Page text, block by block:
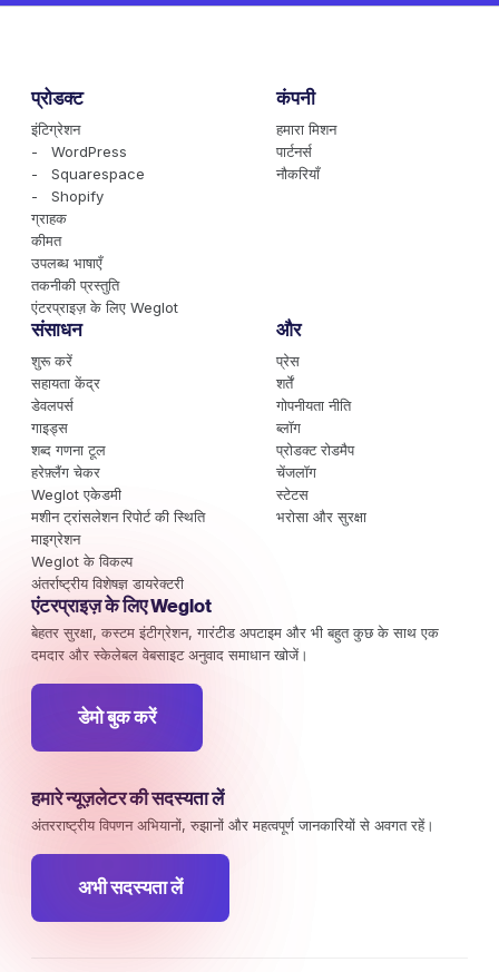
प्रोडक्ट
इंटिग्रेशन
- WordPress
- Squarespace
- Shopify
ग्राहक
कीमत
उपलब्ध भाषाएँ
तकनीकी प्रस्तुति
एंटरप्राइज़ के लिए Weglot
कंपनी
हमारा मिशन
पार्टनर्स
नौकरियाँ
संसाधन
शुरू करें
सहायता केंद्र
डेवलपर्स
गाइड्स
शब्द गणना टूल
हरेफ़्लैंग चेकर
Weglot एकेडमी
मशीन ट्रांसलेशन रिपोर्ट की स्थिति
माइग्रेशन
Weglot के विकल्प
अंतर्राष्ट्रीय विशेषज्ञ डायरेक्टरी
और
प्रेस
शर्तें
गोपनीयता नीति
ब्लॉग
प्रोडक्ट रोडमैप
चेंजलॉग
स्टेटस
भरोसा और सुरक्षा
एंटरप्राइज़ के लिए Weglot
बेहतर सुरक्षा, कस्टम इंटीग्रेशन, गारंटीड अपटाइम और भी बहुत कुछ के साथ एक
दमदार और स्केलेबल वेबसाइट अनुवाद समाधान खोजें।
डेमो बुक करें
हमारे न्यूज़लेटर की सदस्यता लें
अंतरराष्ट्रीय विपणन अभियानों, रुझानों और महत्वपूर्ण जानकारियों से अवगत रहें।
अभी सदस्यता लें